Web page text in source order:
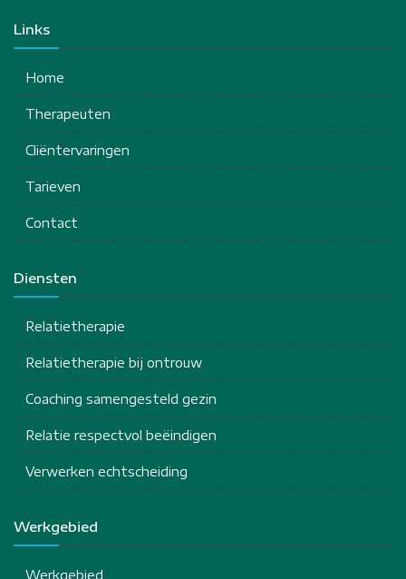
Links
Home
Therapeuten
Cliëntervaringen
Tarieven
Contact
Diensten
Relatietherapie
Relatietherapie bij ontrouw
Coaching samengesteld gezin
Relatie respectvol beëindigen
Verwerken echtscheiding
Werkgebied
Werkgebied